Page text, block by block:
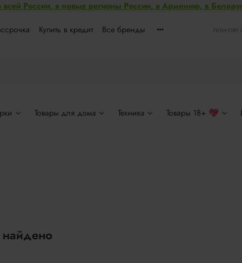
всей России, в новые регионы России, в Армению, в
Купить в кредит Все бренды пон-
Товары для дома Техника Товары 18+ 💖